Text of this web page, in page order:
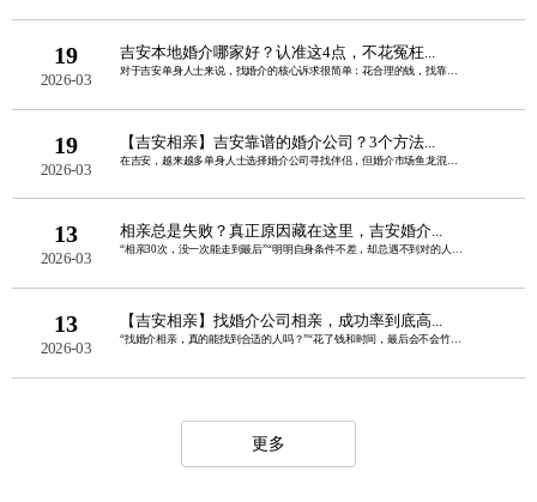
19
2026-03
吉安本地婚介哪家好？认准这4点，不花冤枉...
对于吉安单身人士来说，找婚介的核心诉求很简单：花合理的钱，找靠谱的人，高效脱单不......
19
2026-03
【吉安相亲】吉安靠谱的婚介公司？3个方法...
在吉安，越来越多单身人士选择婚介公司寻找伴侣，但婚介市场鱼龙混杂，虚假宣传、婚托......
13
2026-03
相亲总是失败？真正原因藏在这里，吉安婚介...
“相亲30次，没一次能走到最后”“明明自身条件不差，却总遇不到对的人”“每次聊两......
13
2026-03
【吉安相亲】找婚介公司相亲，成功率到底高...
“找婚介相亲，真的能找到合适的人吗？”“花了钱和时间，最后会不会竹篮打水一场空？......
更多